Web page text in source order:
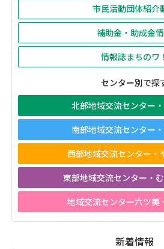
市民活動団体紹介
補助金・助成金
情報誌まちのワ！
センター別で探
北部地域交流センター
南部地域交流センター
西部地域交流センター・
東部地域交流センター・
地域交流センター六ツ美
新着情報